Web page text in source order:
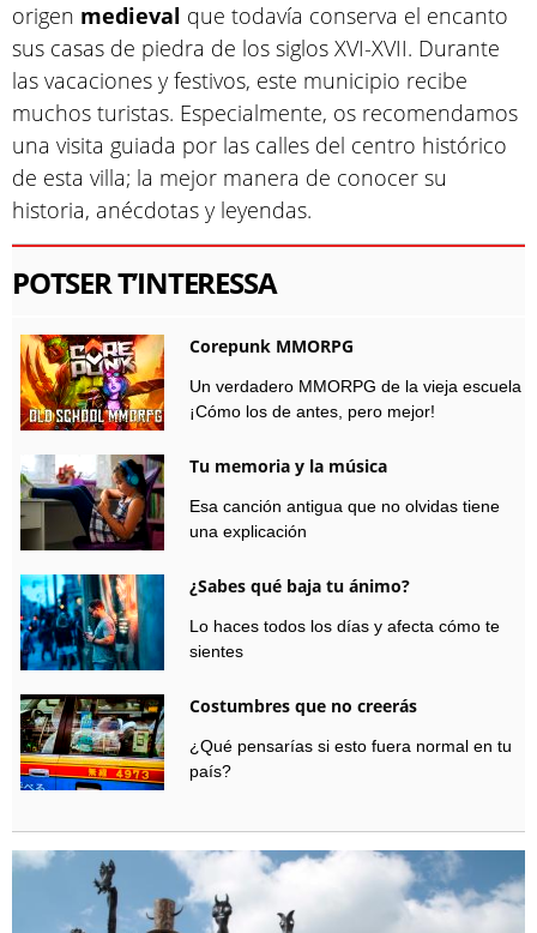
origen medieval que todavía conserva el encanto
sus casas de piedra de los siglos XVI-XVII. Durante
las vacaciones y festivos, este municipio recibe
muchos turistas. Especialmente, os recomendamos
una visita guiada por las calles del centro histórico
de esta villa; la mejor manera de conocer su
historia, anécdotas y leyendas.
POTSER T’INTERESSA
Corepunk MMORPG
Un verdadero MMORPG de la vieja escuela
¡Cómo los de antes, pero mejor!
Tu memoria y la música
Esa canción antigua que no olvidas tiene
una explicación
¿Sabes qué baja tu ánimo?
Lo haces todos los días y afecta cómo te
sientes
Costumbres que no creerás
¿Qué pensarías si esto fuera normal en tu
país?